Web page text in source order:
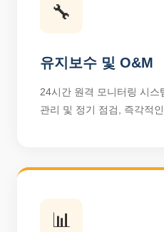
🔧
유지보수 및 O&M
24시간 원격 모니터링 시
관리 및 정기 점검, 즉각적
📊